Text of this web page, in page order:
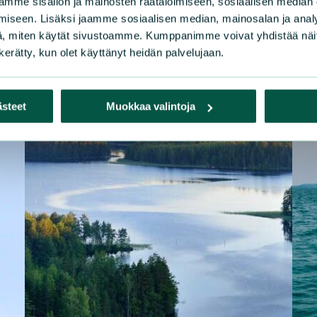
Lisäksi jaamme sosiaalisen median, mainosalan ja
miten käytät sivustoamme. Kumppanimme voivat yhdistää
kun olet käyttänyt heidän palvelujaan.
Muokkaa valintoja